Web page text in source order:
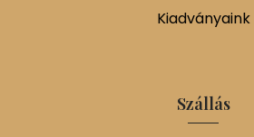
Kiadványaink
Szállás